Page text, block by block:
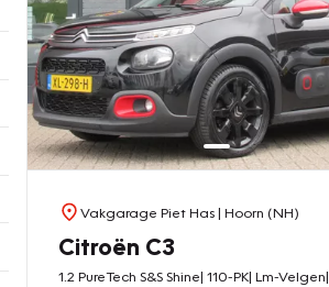
Vakgarage Piet Has| Hoorn (NH)
Citroën C3
1.2 PureTech S&S Shine| 110-PK| Lm-Velgen|